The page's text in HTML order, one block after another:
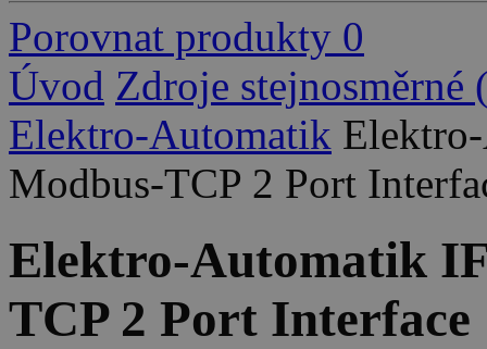
Porovnat produkty 0
Úvod Zdroje stejnosměrné
Elektro-Automatik
Modbus-TCP 2 Port
Elektro-Automatik
TCP 2 Port Interface